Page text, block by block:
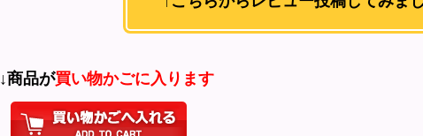
↓商品が買い物かごに入ります